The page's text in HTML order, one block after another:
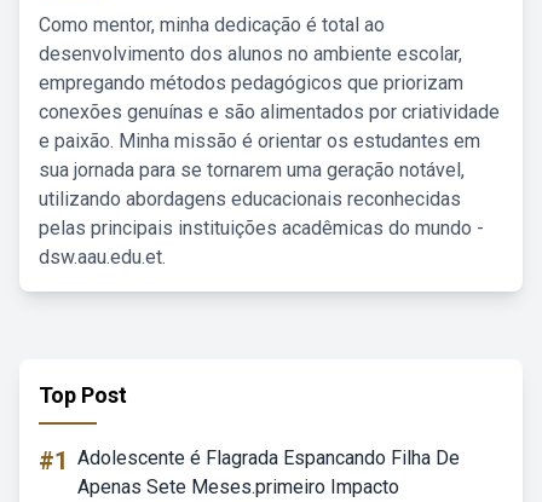
Como mentor, minha dedicação é total ao
desenvolvimento dos alunos no ambiente escolar,
empregando métodos pedagógicos que priorizam
conexões genuínas e são alimentados por criatividade
e paixão. Minha missão é orientar os estudantes em
sua jornada para se tornarem uma geração notável,
utilizando abordagens educacionais reconhecidas
pelas principais instituições acadêmicas do mundo -
dsw.aau.edu.et.
Top Post
#1 Adolescente é Flagrada Espancando Filha De
Apenas Sete Meses.primeiro Impacto